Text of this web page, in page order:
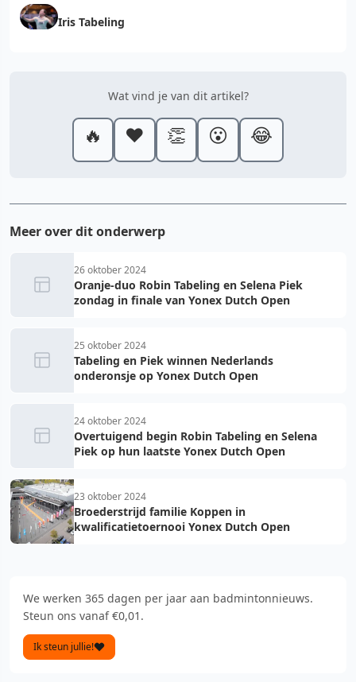
Iris Tabeling
Wat vind je van dit artikel?
🔥 ❤️ 👏 😮 😂
Meer over dit onderwerp
26 oktober 2024
Oranje-duo Robin Tabeling en Selena Piek
zondag in finale van Yonex Dutch Open
25 oktober 2024
Tabeling en Piek winnen Nederlands
onderonsje op Yonex Dutch Open
24 oktober 2024
Overtuigend begin Robin Tabeling en Selena
Piek op hun laatste Yonex Dutch Open
23 oktober 2024
Broederstrijd familie Koppen in
kwalificatietoernooi Yonex Dutch Open
We werken 365 dagen per jaar aan badmintonnieuws.
Steun ons vanaf €0,01.
Ik steun jullie!